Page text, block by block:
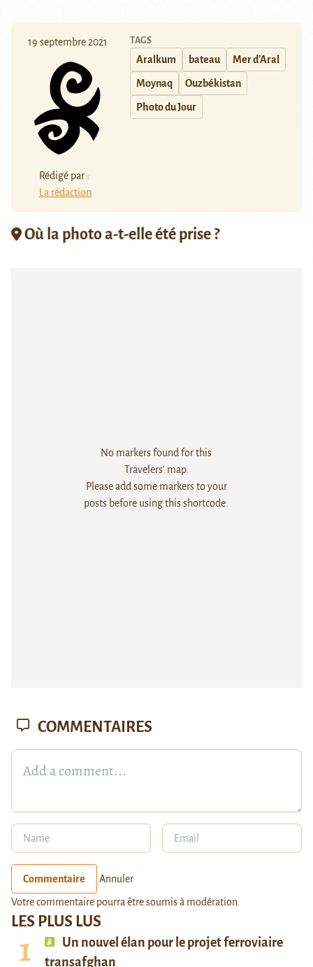
19 septembre 2021
Rédigé par :
La rédaction
TAGS
Aralkum bateau Mer d'Aral
Moynaq Ouzbékistan
Photo du Jour
Où la photo a-t-elle été prise ?
No markers found for this
Travelers' map.
Please add some markers to your
posts before using this shortcode.
LES PLUS LUS
Un nouvel élan pour le projet ferroviaire
transafghan
COMMENTAIRES
Commentaire Annuler
Votre commentaire pourra être soumis à modération.